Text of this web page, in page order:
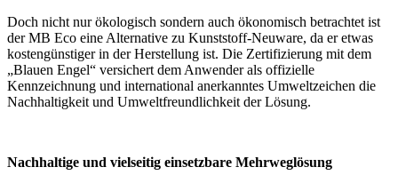
Doch nicht nur ökologisch sondern auch ökonomisch betrachtet ist
der MB Eco eine Alternative zu Kunststoff-Neuware, da er etwas
kostengünstiger in der Herstellung ist. Die Zertifizierung mit dem
„Blauen Engel“ versichert dem Anwender als offizielle
Kennzeichnung und international anerkanntes Umweltzeichen die
Nachhaltigkeit und Umweltfreundlichkeit der Lösung.
Nachhaltige und vielseitig einsetzbare Mehrweglösung